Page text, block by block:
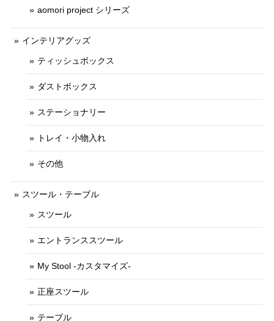
aomori project シリーズ
インテリアグッズ
ティッシュボックス
ダストボックス
ステーショナリー
トレイ・小物入れ
その他
スツール・テーブル
スツール
エントランススツール
My Stool -カスタマイズ-
正座スツール
テーブル